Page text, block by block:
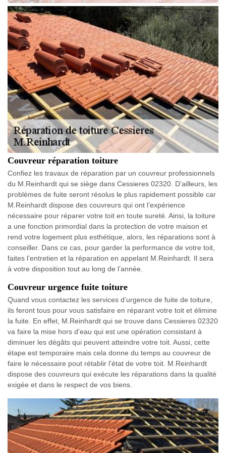
Couvreur réparation toiture
Confiez les travaux de réparation par un couvreur professionnels
du M.Reinhardt qui se siège dans Cessieres 02320. D’ailleurs, les
problèmes de fuite seront résolus le plus rapidement possible car
M.Reinhardt dispose des couvreurs qui ont l’expérience
nécessaire pour réparer votre toit en toute sureté. Ainsi, la toiture
a une fonction primordial dans la protection de votre maison et
rend votre logement plus esthétique, alors, les réparations sont à
conseiller. Dans ce cas, pour garder la performance de votre toit,
faites l’entretien et la réparation en appelant M.Reinhardt. Il sera
à votre disposition tout au long de l’année.
Couvreur urgence fuite toiture
Quand vous contactez les services d’urgence de fuite de toiture,
ils feront tous pour vous satisfaire en réparant votre toit et élimine
la fuite. En effet, M.Reinhardt qui se trouve dans Cessieres 02320
va faire la mise hors d’eau qui est une opération consistant à
diminuer les dégâts qui peuvent atteindre votre toit. Aussi, cette
étape est temporaire mais cela donne du temps au couvreur de
faire le nécessaire pout rétablir l’état de votre toit. M.Reinhardt
dispose des couvreurs qui exécute les réparations dans la qualité
exigée et dans le respect de vos biens.